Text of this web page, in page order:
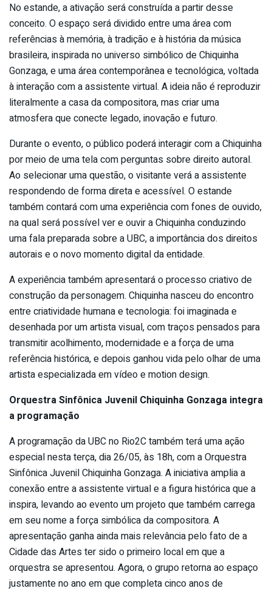
No estande, a ativação será construída a partir desse
conceito. O espaço será dividido entre uma área com
referências à memória, à tradição e à história da música
brasileira, inspirada no universo simbólico de Chiquinha
Gonzaga, e uma área contemporânea e tecnológica, voltada
à interação com a assistente virtual. A ideia não é reproduzir
literalmente a casa da compositora, mas criar uma
atmosfera que conecte legado, inovação e futuro.
Durante o evento, o público poderá interagir com a Chiquinha
por meio de uma tela com perguntas sobre direito autoral.
Ao selecionar uma questão, o visitante verá a assistente
respondendo de forma direta e acessível. O estande
também contará com uma experiência com fones de ouvido,
na qual será possível ver e ouvir a Chiquinha conduzindo
uma fala preparada sobre a UBC, a importância dos direitos
autorais e o novo momento digital da entidade.
A experiência também apresentará o processo criativo de
construção da personagem. Chiquinha nasceu do encontro
entre criatividade humana e tecnologia: foi imaginada e
desenhada por um artista visual, com traços pensados para
transmitir acolhimento, modernidade e a força de uma
referência histórica, e depois ganhou vida pelo olhar de uma
artista especializada em vídeo e motion design.
Orquestra Sinfônica Juvenil Chiquinha Gonzaga integra
a programação
A programação da UBC no Rio2C também terá uma ação
especial nesta terça, dia 26/05, às 18h, com a Orquestra
Sinfônica Juvenil Chiquinha Gonzaga. A iniciativa amplia a
conexão entre a assistente virtual e a figura histórica que a
inspira, levando ao evento um projeto que também carrega
em seu nome a força simbólica da compositora. A
apresentação ganha ainda mais relevância pelo fato de a
Cidade das Artes ter sido o primeiro local em que a
orquestra se apresentou. Agora, o grupo retorna ao espaço
justamente no ano em que completa cinco anos de